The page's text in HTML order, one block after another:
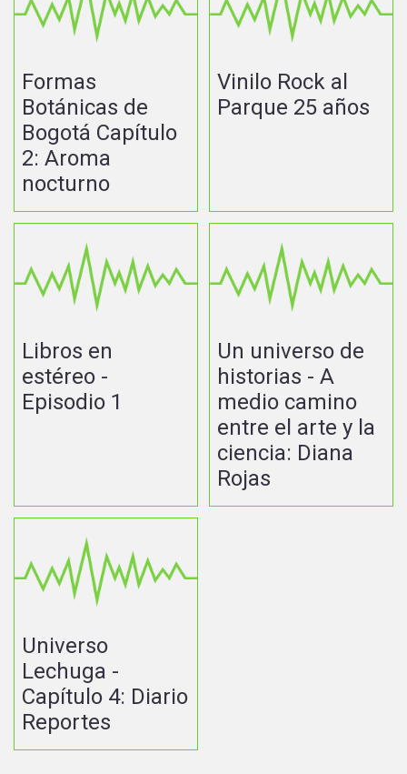
Formas
Botánicas de
Bogotá Capítulo
2: Aroma
nocturno
Vinilo Rock al
Parque 25 años
Libros en
estéreo -
Episodio 1
Un universo de
historias - A
medio camino
entre el arte y la
ciencia: Diana
Rojas
Universo
Lechuga -
Capítulo 4: Diario
Reportes